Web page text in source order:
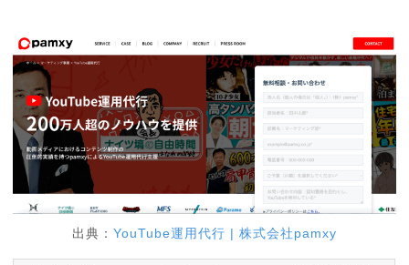
出典： YouTube運用代行 | 株式会社pamxy